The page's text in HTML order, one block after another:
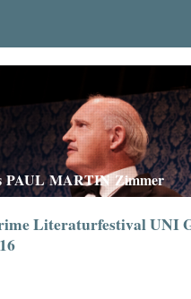
PAUL MARTIN Zimmer
Literaturfestival UNI